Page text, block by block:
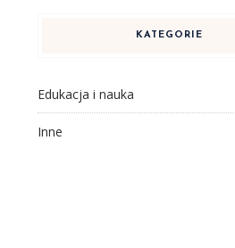
KATEGORIE
Edukacja i nauka
Inne